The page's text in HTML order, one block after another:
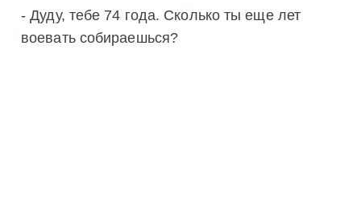
- Дуду, тебе 74 года. Сколько ты еще лет
воевать собираешься?